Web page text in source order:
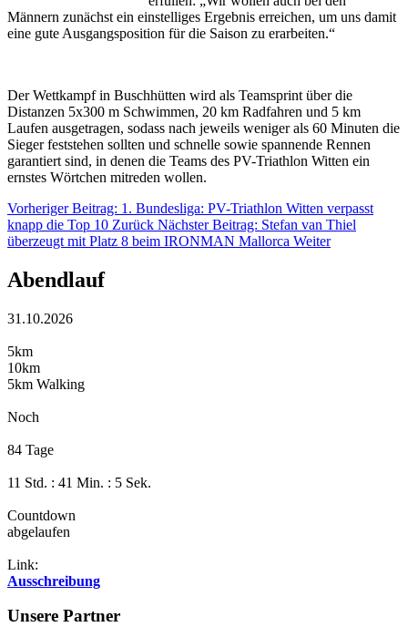
Männern zunächst ein einstelliges Ergebnis erreichen, um uns damit
eine gute Ausgangsposition für die Saison zu erarbeiten.“
Der Wettkampf in Buschhütten wird als Teamsprint über die
Distanzen 5x300 m Schwimmen, 20 km Radfahren und 5 km
Laufen ausgetragen, sodass nach jeweils weniger als 60 Minuten die
Sieger feststehen sollten und schnelle sowie spannende Rennen
garantiert sind, in denen die Teams des PV-Triathlon Witten ein
ernstes Wörtchen mitreden wollen.
Vorheriger Beitrag: 1. Bundesliga: PV-Triathlon Witten verpasst
knapp die Top 10 Zurück Nächster Beitrag: Stefan van Thiel
überzeugt mit Platz 8 beim IRONMAN Mallorca Weiter
Abendlauf
31.10.2026
5km
10km
5km Walking
Noch
84 Tage
11 Std. : 41 Min. : 5 Sek.
Countdown
abgelaufen
Link:
Ausschreibung
Unsere Partner